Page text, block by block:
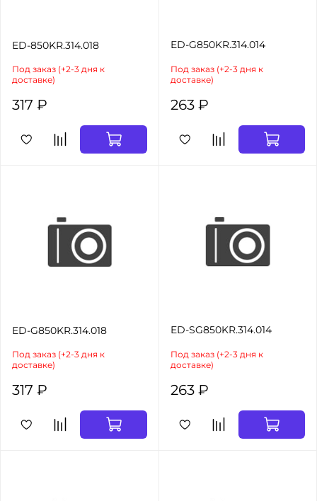
ED-850KR.314.018
Под заказ (+2-3 дня к
доставке)
317 ₽
ED-G850KR.314.014
Под заказ (+2-3 дня к
доставке)
263 ₽
ED-G850KR.314.018
Под заказ (+2-3 дня к
доставке)
317 ₽
ED-SG850KR.314.014
Под заказ (+2-3 дня к
доставке)
263 ₽